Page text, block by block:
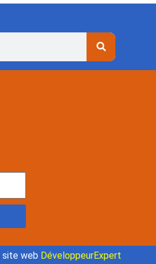
web DéveloppeurExpert